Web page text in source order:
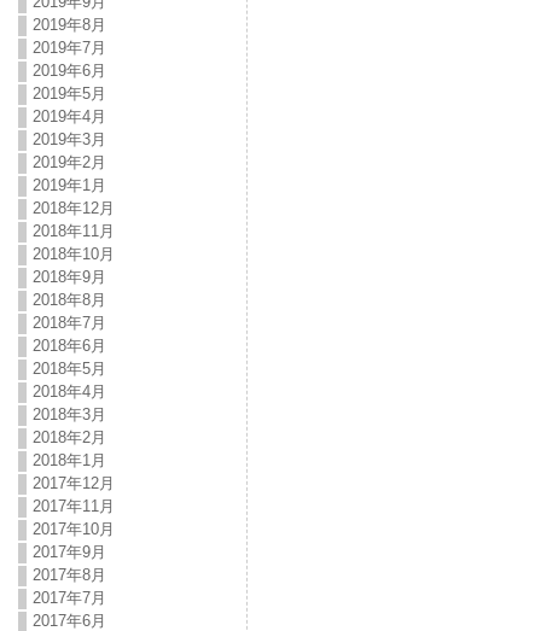
2019年8月
2019年7月
2019年6月
2019年5月
2019年4月
2019年3月
2019年2月
2019年1月
2018年12月
2018年11月
2018年10月
2018年9月
2018年8月
2018年7月
2018年6月
2018年5月
2018年4月
2018年3月
2018年2月
2018年1月
2017年12月
2017年11月
2017年10月
2017年9月
2017年8月
2017年7月
2017年6月